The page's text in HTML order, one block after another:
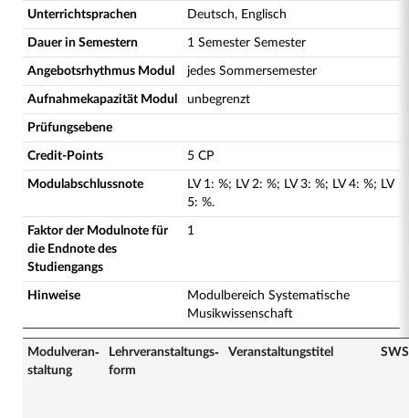
Unterrichtsprachen Deutsch, Englisch
Dauer in Semestern 1 Semester Semester
Angebotsrhythmus Modul jedes Sommersemester
Aufnahmekapazität Modul unbegrenzt
Prüfungsebene
Credit-Points 5 CP
Modulabschlussnote LV 1: %; LV 2: %; LV 3: %; LV 4: %; LV
5: %.
Faktor der Modulnote für
die Endnote des
Studiengangs
1
Hinweise
Modulbereich Systematische
Musikwissenschaft
Modulveran­
staltung
Lehrveranstaltungs­
form
Veranstaltungs­titel SWS